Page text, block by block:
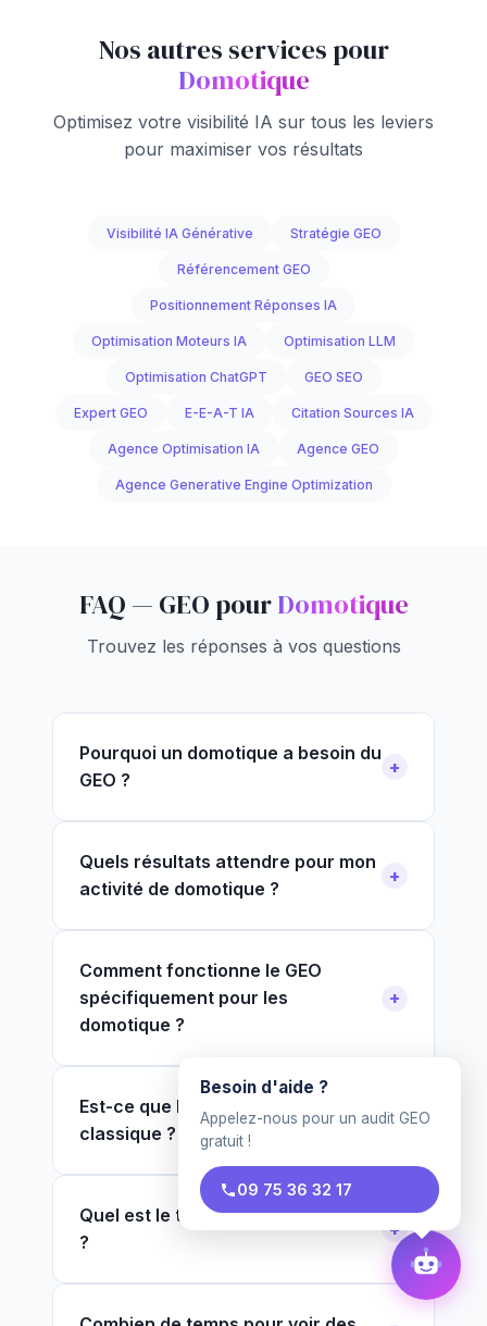
Nos autres services pour
Domotique
Optimisez votre visibilité IA sur tous les leviers
pour maximiser vos résultats
Visibilité IA Générative Stratégie GEO
Référencement GEO
Positionnement Réponses IA
Optimisation Moteurs IA Optimisation LLM
Optimisation ChatGPT GEO SEO
Expert GEO E-E-A-T IA Citation Sources IA
Agence Optimisation IA Agence GEO
Agence Generative Engine Optimization
FAQ — GEO pourDomotique
Trouvez les réponses à vos questions
Pourquoi un domotique a besoin du
GEO ?
Quels résultats attendre pour mon
activité de domotique ?
Comment fonctionne le GEO
spécifiquement pour les
domotique ?
Est-ce que le GEO remplace le SEO
classique ?
Quel est le tarif pour un domotique
?
Besoin d'aide ?
Appelez-nous pour un audit GEO
gratuit !
09 75 36 32 17